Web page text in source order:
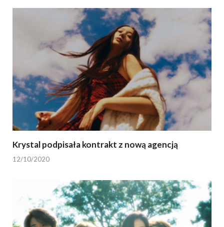
Krystal podpisała kontrakt z nową agencją
12/10/2020